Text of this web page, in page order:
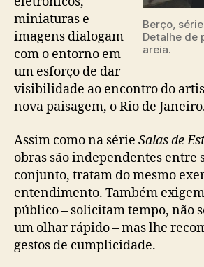
Berço,
Detalhe de
areia.
miniaturas e
imagens dialogam
com o entorno em
um esforço de dar
visibilidade ao encontro do
nova paisagem, o Rio de
Assim como na série Salas de
obras são independentes entre
conjunto, tratam do mesmo
entendimento. Também
público – solicitam tempo, não
um olhar rápido – mas lhe
gestos de cumplicidade.